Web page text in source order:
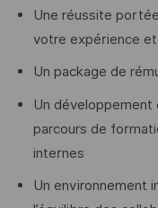
Une réussite
votre expérience
Un package de
Un développement
parcours de
internes
Un environnement